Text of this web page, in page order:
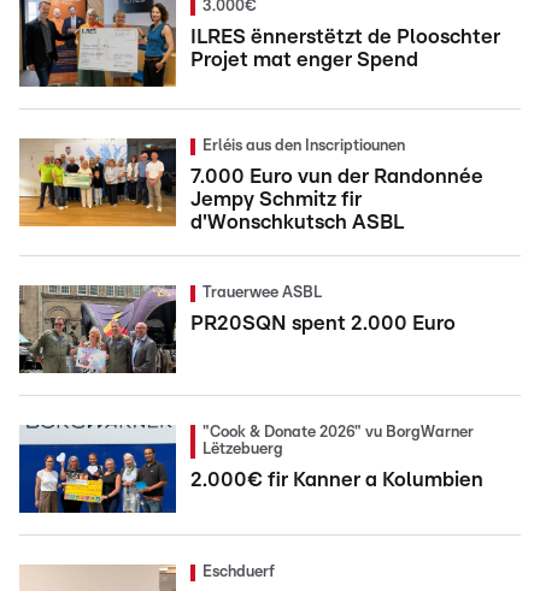
3.000€
ILRES ënnerstëtzt de Plooschter
Projet mat enger Spend
Erléis aus den Inscriptiounen
7.000 Euro vun der Randonnée
Jempy Schmitz fir
d'Wonschkutsch ASBL
Trauerwee ASBL
PR20SQN spent 2.000 Euro
"Cook & Donate 2026" vu BorgWarner
Lëtzebuerg
2.000€ fir Kanner a Kolumbien
Eschduerf